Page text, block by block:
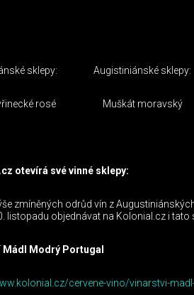
sklepy: Augistiniánské
rosé Muškát
otevírá své vinné sklepy:
zmíněných odrůd vín z
listopadu objednávat na Kolonial.cz i
Mádl Modrý Portugal
cervene-vino/vinarstvi-